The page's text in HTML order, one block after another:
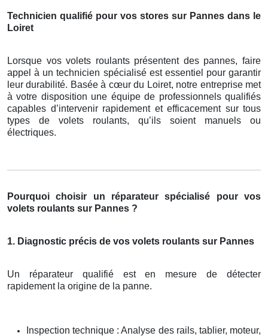
Technicien qualifié pour vos stores sur Pannes dans le
Loiret
Lorsque vos volets roulants présentent des pannes, faire
appel à un technicien spécialisé est essentiel pour garantir
leur durabilité. Basée à cœur du Loiret, notre entreprise met
à votre disposition une équipe de professionnels qualifiés
capables d’intervenir rapidement et efficacement sur tous
types de volets roulants, qu’ils soient manuels ou
électriques.
Pourquoi choisir un réparateur spécialisé pour vos
volets roulants sur Pannes ?
1. Diagnostic précis de vos volets roulants sur Pannes
Un réparateur qualifié est en mesure de détecter
rapidement la origine de la panne.
Inspection technique : Analyse des rails, tablier, moteur,